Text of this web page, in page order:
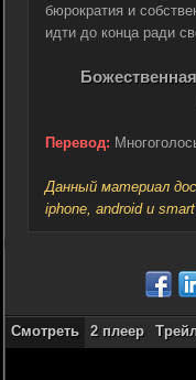
бюрократия и
идти до конца ради
Перевод:
Данный материал
iphone, android и
Смотреть 2 плеер